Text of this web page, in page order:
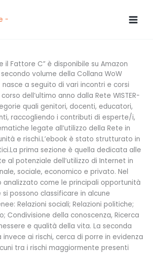
il Fattore C” è disponibile su Amazon
volume della Collana WoW
a seguito di vari incontri e corsi
dell’ultimo anno dalla Rete WISTER-
quali genitori, docenti, educatori,
raccogliendo i contributi di esperte/i,
legate all’utilizzo della Rete in
e rischi.L’ebook è stato strutturato in
prima sezione è quella dedicata alle
al potenziale dell’utilizzo di Internet in
sociale, economico e privato. Nel
come le principali opportunità
possono classificare in alcune
Relazioni sociali; Relazioni politiche;
Condivisione della conoscenza, Ricerca
e qualità della vita. La seconda
invece ai rischi, cerca di porre in evidenza
tra i rischi maggiormente presenti